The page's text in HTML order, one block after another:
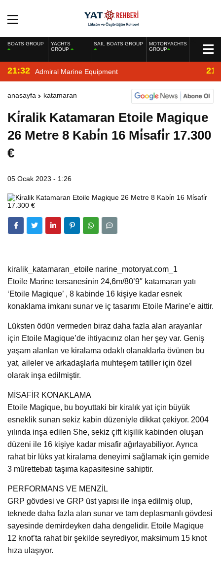
BOATS GROUP
YACHTS
GROUP
SAIL BOATS GROUP
MOTORYACHTS
GROUP
21:32 Admiral Marine Equipment
anasayfa katamaran
Ki̇ralik Katamaran Etoile Magique
26 Metre 8 Kabi̇n 16 Mi̇safi̇r 17.300
€
05 Ocak 2023 - 1:26
kiralik_katamaran_etoile narine_motoryat.com_1
Etoile Marine tersanesinin 24,6m/80’9″ katamaran yatı
‘Etoile Magique’ , 8 kabinde 16 kişiye kadar esnek
konaklama imkanı sunar ve iç tasarımı Etoile Marine’e aittir.
Lüksten ödün vermeden biraz daha fazla alan arayanlar
için Etoile Magique’de ihtiyacınız olan her şey var. Geniş
yaşam alanları ve kiralama odaklı olanaklarla övünen bu
yat, aileler ve arkadaşlarla muhteşem tatiller için özel
olarak inşa edilmiştir.
MİSAFİR KONAKLAMA
Etoile Magique, bu boyuttaki bir kiralık yat için büyük
esneklik sunan sekiz kabin düzeniyle dikkat çekiyor. 2004
yılında inşa edilen She, sekiz çift kişilik kabinden oluşan
düzeni ile 16 kişiye kadar misafir ağırlayabiliyor. Ayrıca
rahat bir lüks yat kiralama deneyimi sağlamak için gemide
3 mürettebatı taşıma kapasitesine sahiptir.
PERFORMANS VE MENZİL
GRP gövdesi ve GRP üst yapısı ile inşa edilmiş olup,
teknede daha fazla alan sunar ve tam deplasmanlı gövdesi
sayesinde demirdeyken daha dengelidir. Etoile Magique
12 knot’ta rahat bir şekilde seyrediyor, maksimum 15 knot
hıza ulaşıyor.